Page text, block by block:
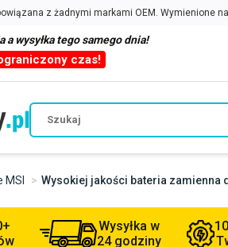
a wysyłka tego samego dnia!
czas!
MSI Wysokiej jakości bateria zamienna
Wysyłka w
24 godziny